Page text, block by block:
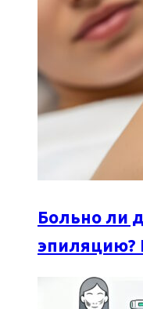
Больно ли
эпиляцию?